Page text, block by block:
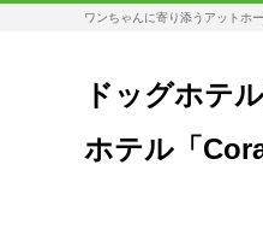
ワンちゃんに寄り添うアットホ
ドッグホテ
ホテル「